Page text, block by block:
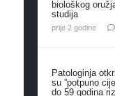
biološkog
studija
prije 2 godine
Patologinja
su ”potpuno
do 59 godina